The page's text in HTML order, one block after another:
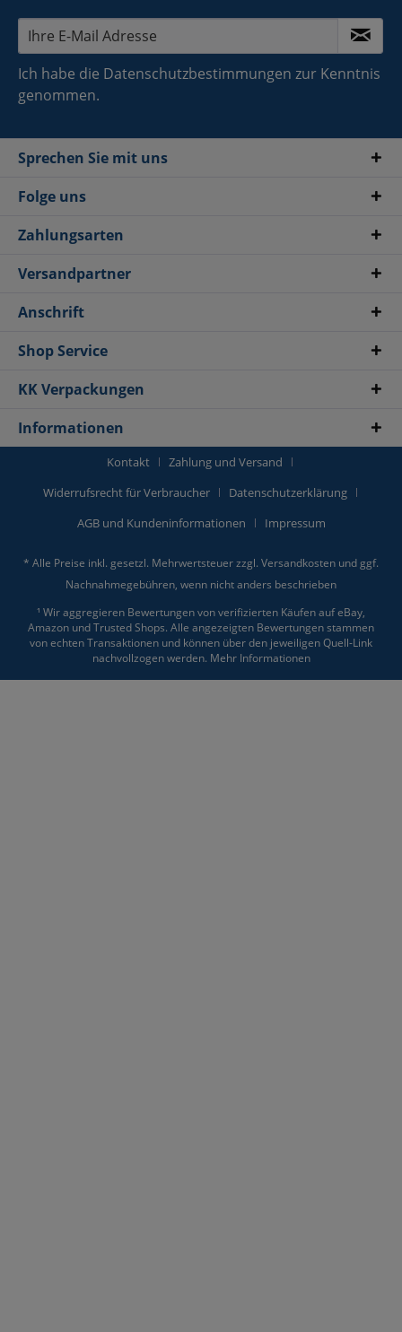
Ich habe die Datenschutzbestimmungen zur Kenntnis
genommen.
Sprechen Sie mit uns
Folge uns
Zahlungsarten
Versandpartner
Anschrift
Shop Service
KK Verpackungen
Informationen
Kontakt
Zahlung und Versand
Widerrufsrecht für Verbraucher
Datenschutzerklärung
AGB und Kundeninformationen
Impressum
* Alle Preise inkl. gesetzl. Mehrwertsteuer zzgl. Versandkosten und ggf.
Nachnahmegebühren, wenn nicht anders beschrieben
¹ Wir aggregieren Bewertungen von verifizierten Käufen auf eBay,
Amazon und Trusted Shops. Alle angezeigten Bewertungen stammen
von echten Transaktionen und können über den jeweiligen Quell-Link
nachvollzogen werden. Mehr Informationen